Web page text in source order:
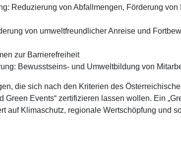
Reduzierung von Abfallmengen, Förderung von
von umweltfreundlicher Anreise und
zur Barrierefreiheit
Bewusstseins- und Umweltbildung von
die sich nach den Kriterien des
Green Events“ zertifizieren lassen wollen. Ein
auf Klimaschutz, regionale Wertschöpfung und